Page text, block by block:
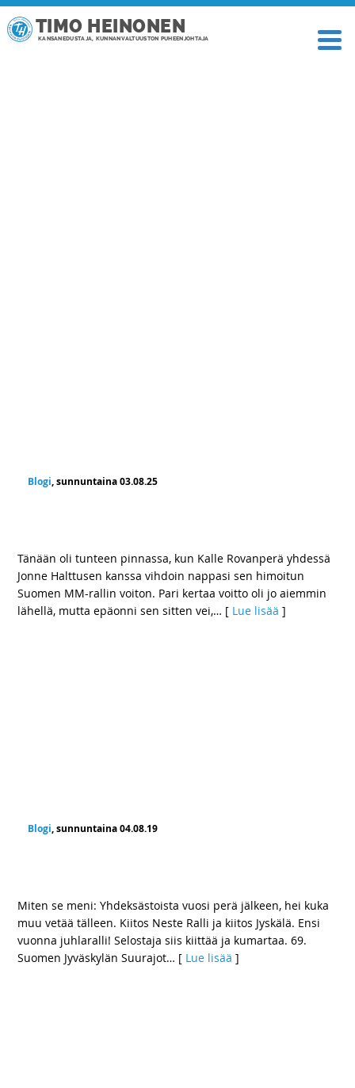
TIMO HEINONEN
KANSANEDUSTAJA, KUNNANVALTUUSTON PUHEENJOHTAJA
Blogi, sunnuntaina 03.08.25
Tänään oli tunteen pinnassa, kun Kalle Rovanperä yhdessä
Jonne Halttusen kanssa vihdoin nappasi sen himoitun
Suomen MM-rallin voiton. Pari kertaa voitto oli jo aiemmin
lähellä, mutta epäonni sen sitten vei,… [ Lue lisää ]
Blogi, sunnuntaina 04.08.19
Miten se meni: Yhdeksästoista vuosi perä jälkeen, hei kuka
muu vetää tälleen. Kiitos Neste Ralli ja kiitos Jyskälä. Ensi
vuonna juhlaralli! Selostaja siis kiittää ja kumartaa. 69.
Suomen Jyväskylän Suurajot… [ Lue lisää ]